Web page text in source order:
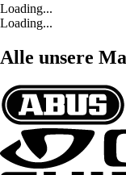
Loading...
Loading...
Alle unsere